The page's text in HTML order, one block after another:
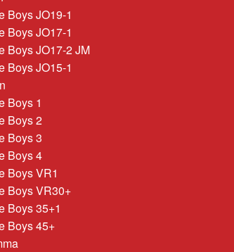
Boys JO19-1
Boys JO17-1
Boys JO17-2 JM
Boys JO15-1
Boys 1
Boys 2
Boys 3
Boys 4
Boys VR1
Boys VR30+
Boys 35+1
Boys 45+